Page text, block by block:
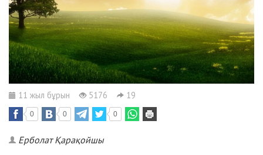
11 жыл бұрын 5176 19
0 0 0
Ерболат Қарақойшы